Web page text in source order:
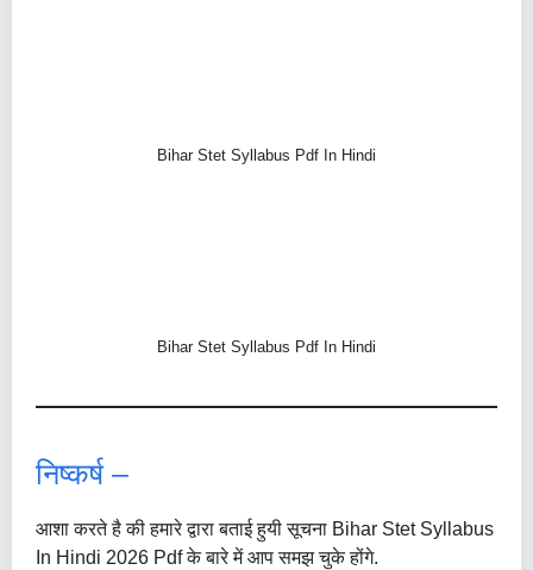
Bihar Stet Syllabus Pdf In Hindi
Bihar Stet Syllabus Pdf In Hindi
निष्कर्ष –
आशा करते है की हमारे द्वारा बताई हुयी सूचना Bihar Stet Syllabus
In Hindi 2026 Pdf के बारे में आप समझ चुके होंगे.